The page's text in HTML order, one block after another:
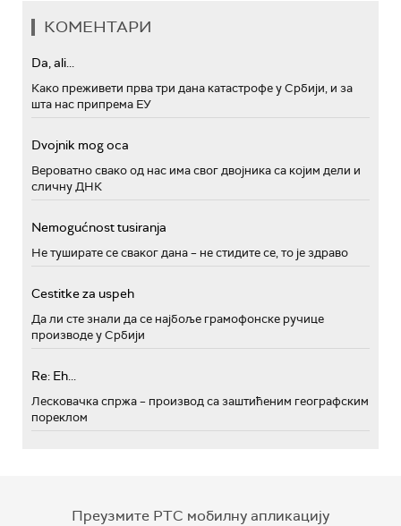
КОМЕНТАРИ
Da, ali...
Како преживети прва три дана катастрофе у Србији, и за
шта нас припрема ЕУ
Dvojnik mog oca
Вероватно свако од нас има свог двојника са којим дели и
сличну ДНК
Nemogućnost tusiranja
Не туширате се сваког дана – не стидите се, то је здраво
Cestitke za uspeh
Да ли сте знали да се најбоље грамофонске ручице
производе у Србији
Re: Eh...
Лесковачка спржа – производ са заштићеним географским
пореклом
Преузмите РТС мобилну апликацију